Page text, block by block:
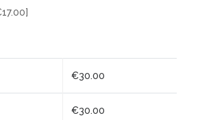
€30.00
€30.00